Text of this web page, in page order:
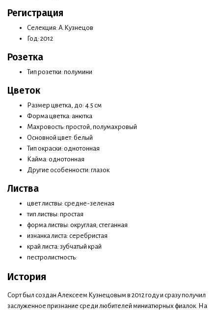
Регистрация
Селекция: А.Кузнецов
Год: 2012
Розетка
Тип розетки: полумини
Цветок
Размер цветка, до: 4.5 см
Форма цветка: анютка
Махровость: простой, полумахровый
Основной цвет: белый
Тип окраски: однотонная
Кайма: однотонная
Другие особенности: глазок
Листва
цвет листвы: средне-зеленая
тип листвы: простая
форма листвы: округлая; стеганная
изнанка листа: серебристая
край листа: зубчатый край
пестролистность:
История
Сорт был создан Алексеем Кузнецовым в 2012 году и сразу получил
заслуженное признание среди любителей миниатюрных фиалок. На